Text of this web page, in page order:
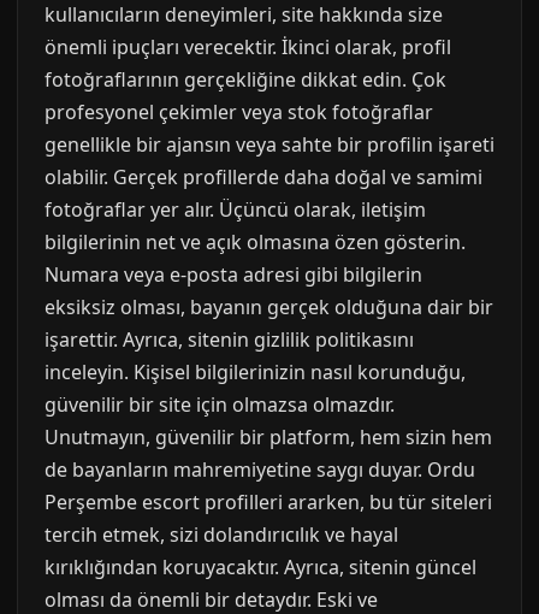
kullanıcıların deneyimleri, site hakkında size
önemli ipuçları verecektir. İkinci olarak, profil
fotoğraflarının gerçekliğine dikkat edin. Çok
profesyonel çekimler veya stok fotoğraflar
genellikle bir ajansın veya sahte bir profilin işareti
olabilir. Gerçek profillerde daha doğal ve samimi
fotoğraflar yer alır. Üçüncü olarak, iletişim
bilgilerinin net ve açık olmasına özen gösterin.
Numara veya e-posta adresi gibi bilgilerin
eksiksiz olması, bayanın gerçek olduğuna dair bir
işarettir. Ayrıca, sitenin gizlilik politikasını
inceleyin. Kişisel bilgilerinizin nasıl korunduğu,
güvenilir bir site için olmazsa olmazdır.
Unutmayın, güvenilir bir platform, hem sizin hem
de bayanların mahremiyetine saygı duyar. Ordu
Perşembe escort profilleri ararken, bu tür siteleri
tercih etmek, sizi dolandırıcılık ve hayal
kırıklığından koruyacaktır. Ayrıca, sitenin güncel
olması da önemli bir detaydır. Eski ve